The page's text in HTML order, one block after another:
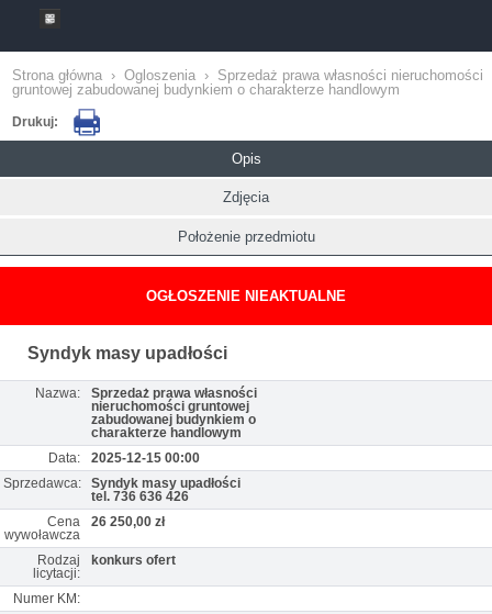
Strona główna › Ogloszenia › Sprzedaż prawa własności nieruchomości
gruntowej zabudowanej budynkiem o charakterze handlowym
Drukuj:
Opis
Zdjęcia
Położenie przedmiotu
OGŁOSZENIE NIEAKTUALNE
Syndyk masy upadłości
Nazwa:
Sprzedaż prawa własności
nieruchomości gruntowej
zabudowanej budynkiem o
charakterze handlowym
Data:
2025-12-15 00:00
Sprzedawca:
Syndyk masy upadłości
tel. 736 636 426
Cena
wywoławcza
26 250,00 zł
Rodzaj
licytacji:
konkurs ofert
Numer KM: